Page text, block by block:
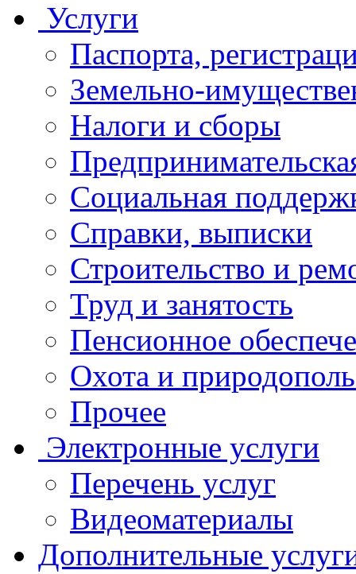
Услуги
Паспорта,
Земельно-
Налоги и сборы
Социальная
Справки, выписки
Строительство и
Труд и занятость
Пенсионное
Охота и
Прочее
Электронные услуги
Перечень услуг
Видеоматериалы
Дополнительные